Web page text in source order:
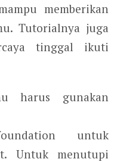
memberikan
Tutorialnya juga
tinggal ikuti
harus gunakan
untuk
Untuk menutupi